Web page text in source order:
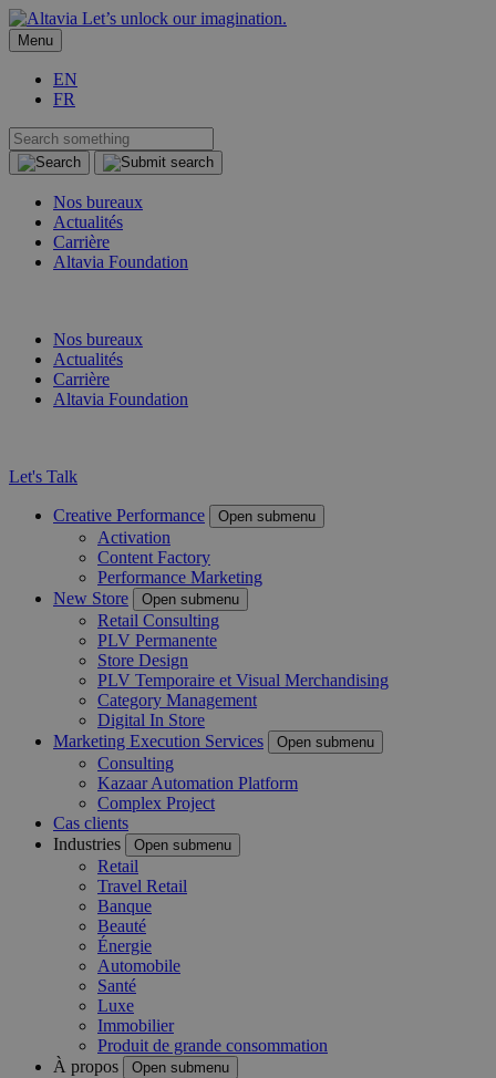
Let’s unlock our imagination.
Menu
EN
FR
Nos bureaux
Actualités
Carrière
Altavia Foundation
Nos bureaux
Actualités
Carrière
Altavia Foundation
Let's Talk
Creative Performance Open submenu
Activation
Content Factory
Performance Marketing
New Store
Open submenu
Retail Consulting
PLV Permanente
Store Design
PLV Temporaire et Visual Merchandising
Category Management
Digital In Store
Marketing Execution Services
Open submenu
Consulting
Kazaar Automation Platform
Complex Project
Cas clients
Industries
Open submenu
Retail
Travel Retail
Banque
Beauté
Énergie
Automobile
Santé
Luxe
Immobilier
Produit de grande consommation
À propos
Open submenu